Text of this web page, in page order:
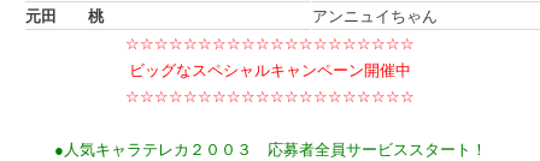
元田 桃
アンニュイちゃん
☆☆☆☆☆☆☆☆☆☆☆☆☆☆☆☆☆☆☆☆
ビッグなスペシャルキャンペーン開催中
☆☆☆☆☆☆☆☆☆☆☆☆☆☆☆☆☆☆☆☆
●人気キャラテレカ２００３ 応募者全員サービススタート！